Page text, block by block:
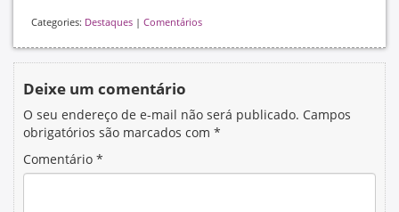
Categories: Destaques | Comentários
Deixe um comentário
O seu endereço de e-mail não será publicado. Campos
obrigatórios são marcados com *
Comentário *